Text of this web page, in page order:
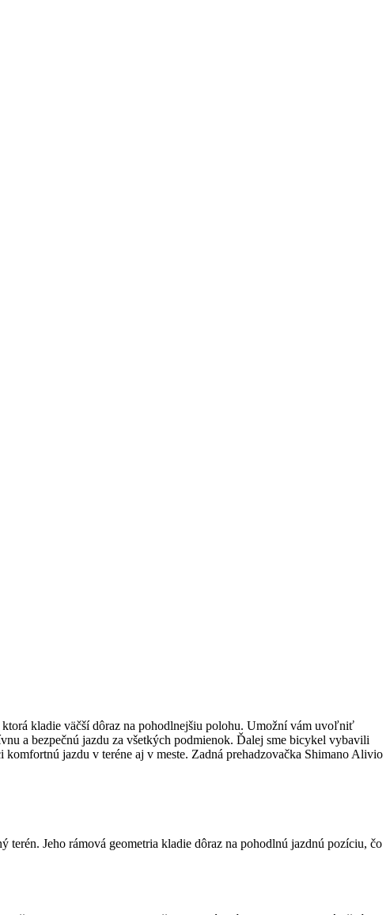
kladie väčší dôraz na pohodlnejšiu polohu. Umožní vám uvoľniť
a bezpečnú jazdu za všetkých podmienok. Ďalej sme bicykel vybavili
jazdu v teréne aj v meste. Zadná prehadzovačka Shimano Alivio
Jeho rámová geometria kladie dôraz na pohodlnú jazdnú pozíciu, čo